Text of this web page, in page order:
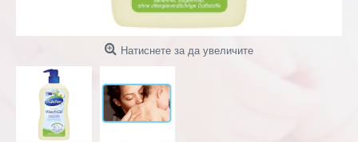
Натиснете за да увеличите